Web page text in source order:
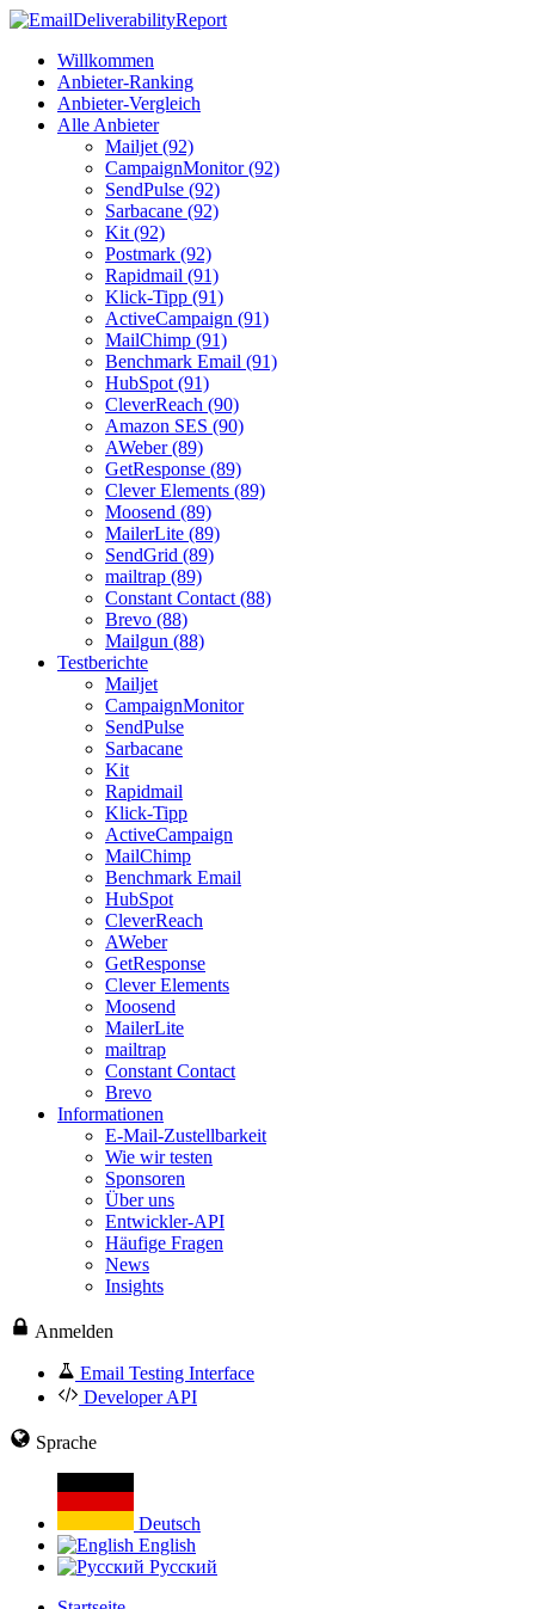
Willkommen
Anbieter-Ranking
Anbieter-Vergleich
Alle Anbieter
Mailjet (92)
CampaignMonitor (92)
SendPulse (92)
Sarbacane (92)
Kit (92)
Postmark (92)
Rapidmail (91)
Klick-Tipp (91)
ActiveCampaign (91)
MailChimp (91)
Benchmark Email (91)
HubSpot (91)
CleverReach (90)
Amazon SES (90)
AWeber (89)
GetResponse (89)
Clever Elements (89)
Moosend (89)
MailerLite (89)
SendGrid (89)
mailtrap (89)
Constant Contact (88)
Brevo (88)
Mailgun (88)
Testberichte
Mailjet
CampaignMonitor
SendPulse
Sarbacane
Kit
Rapidmail
Klick-Tipp
ActiveCampaign
MailChimp
Benchmark Email
HubSpot
CleverReach
AWeber
GetResponse
Clever Elements
Moosend
MailerLite
mailtrap
Constant Contact
Brevo
Informationen
E-Mail-Zustellbarkeit
Wie wir testen
Sponsoren
Über uns
Entwickler-API
Häufige Fragen
News
Insights
Anmelden
Email Testing Interface
Developer API
Sprache
Deutsch
English
Русский